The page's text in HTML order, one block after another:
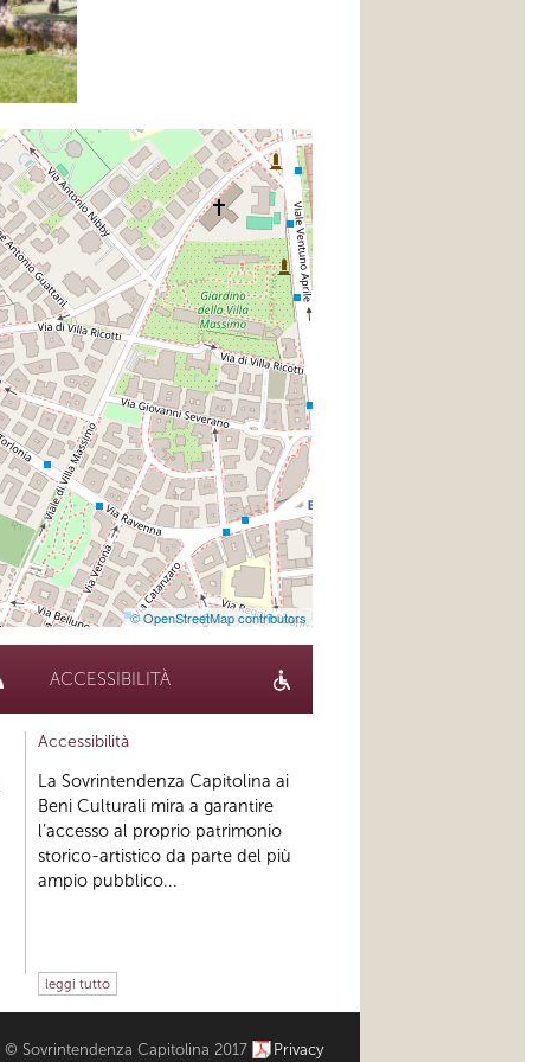
© OpenStreetMap contributors
ACCESSIBILITÀ
Accessibilità
La Sovrintendenza Capitolina ai
Beni Culturali mira a garantire
l’accesso al proprio patrimonio
storico-artistico da parte del più
ampio pubblico...
leggi tutto
© Sovrintendenza Capitolina 2017 Privacy